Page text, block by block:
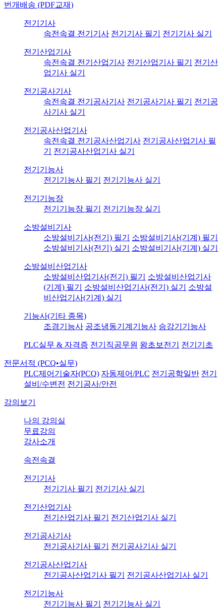
번개배송 (PDF교재)
전기기사
속전속결 전기기사 전기기사 필기 전기기사 실기
전기산업기사
속전속결 전기산업기사 전기산업기사 필기
전기산
업기사 실기
전기공사기사
속전속결 전기공사기사 전기공사기사 필기
전기공
사기사 실기
전기공사산업기사
속전속결 전기공사산업기사 전기공사산업기사 필
기
전기공사산업기사 실기
전기기능사
전기기능사 필기
전기기능사 실기
전기기능장
전기기능장 필기
전기기능장 실기
소방설비기사
소방설비기사(전기) 필기
소방설비기사(기계) 필기
소방설비기사(전기) 실기
소방설비기사(기계) 실기
소방설비산업기사
소방설비산업기사(전기) 필기
소방설비산업기사
(기계) 필기
소방설비산업기사(전기) 실기
소방설
비산업기사(기계) 실기
기능사(기타 종목)
조경기능사 공조냉동기계기능사 승강기기능사
PLC실무 & 자격증 전기직공무원 왕초보전기 전기기초
전문서적 (PCQ•실무)
PLC제어기술자(PCQ) 자동제어/PLC 전기공학일반 전기
설비/수변전 전기공사/안전
강의보기
나의 강의실
무료강의
강사소개
속전속결
전기기사
전기기사 필기
전기기사 실기
전기산업기사
전기산업기사 필기
전기산업기사 실기
전기공사기사
전기공사기사 필기
전기공사기사 실기
전기공사산업기사
전기공사산업기사 필기
전기공사산업기사 실기
전기기능사
전기기능사 필기
전기기능사 실기